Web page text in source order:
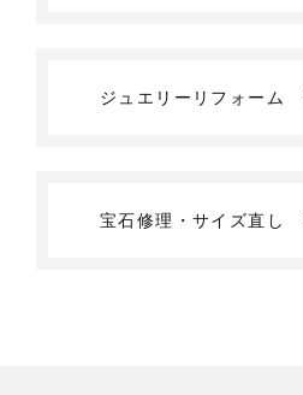
ジュエリーリフォーム
宝石修理・サイズ直し